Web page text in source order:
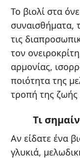
Το βιολί στα
συναισθήματα,
τις
τον
αρμονίας,
ποιότητα της
τροπή της ζωής
Τι
Αν είδατε ένα
γλυκιά,